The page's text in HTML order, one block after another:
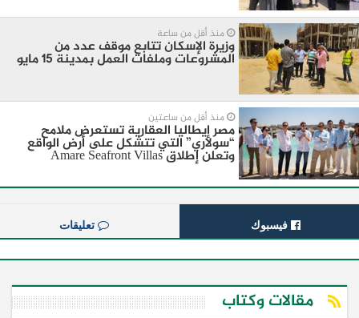
منذ أقل من ساعة
وزيرة الإسكان تتابع موقف عدد من
المشروعات وملفات العمل بمدينة 15 مايو
منذ أقل من ساعتين
مصر إيطاليا العقارية تستعرض ملامح
“سولاري” التي تتشكل على أرض الواقع
وتعلن إطلاق Amare Seafront Villas
فيسبوك تعليقات
مقالات وكتاب